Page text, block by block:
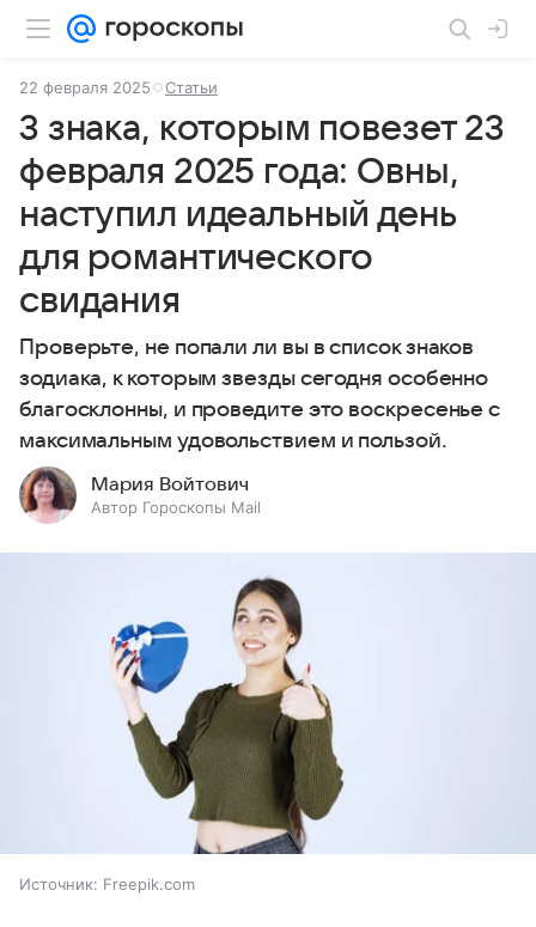
22 февраля 2025 Статьи
3 знака, которым повезет 23
февраля 2025 года: Овны,
наступил идеальный день
для романтического
свидания
Проверьте, не попали ли вы в список знаков
зодиака, к которым звезды сегодня особенно
благосклонны, и проведите это воскресенье с
максимальным удовольствием и пользой.
Мария Войтович
Автор Гороскопы Mail
Источник: Freepik.com